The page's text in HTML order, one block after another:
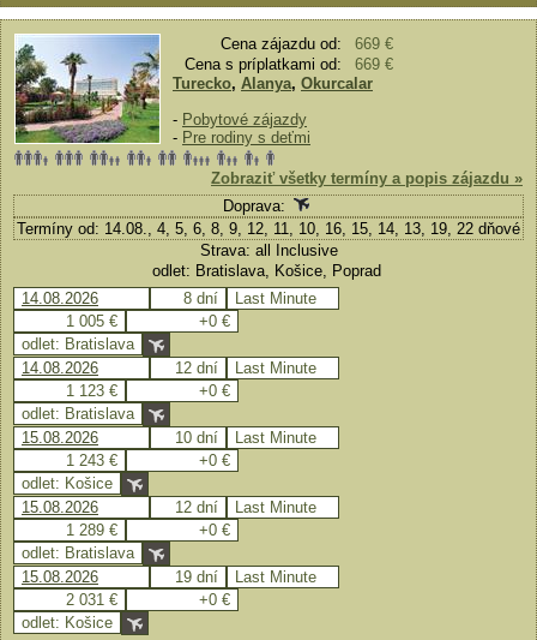
Cena zájazdu od:
669 €
Cena s príplatkami od:
669 €
Turecko, Alanya, Okurcalar
- Pobytové zájazdy
- Pre rodiny s deťmi
Zobraziť všetky termíny a popis zájazdu »
Doprava:
Termíny od: 14.08., 4, 5, 6, 8, 9, 12, 11, 10, 16, 15, 14, 13, 19, 22 dňové
Strava: all Inclusive
odlet: Bratislava, Košice, Poprad
14.08.2026
8 dní
Last Minute
1 005 €
+0 €
odlet: Bratislava
14.08.2026
12 dní
Last Minute
1 123 €
+0 €
odlet: Bratislava
15.08.2026
10 dní
Last Minute
1 243 €
+0 €
odlet: Košice
15.08.2026
12 dní
Last Minute
1 289 €
+0 €
odlet: Bratislava
15.08.2026
19 dní
Last Minute
2 031 €
+0 €
odlet: Košice